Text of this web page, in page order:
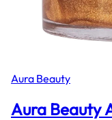
Aura Beauty
Aura Beauty